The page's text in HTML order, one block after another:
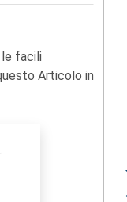
facili
Articolo in